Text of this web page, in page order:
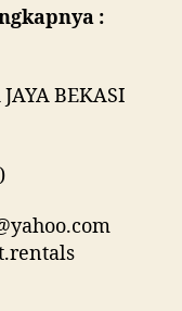
:
BEKASI